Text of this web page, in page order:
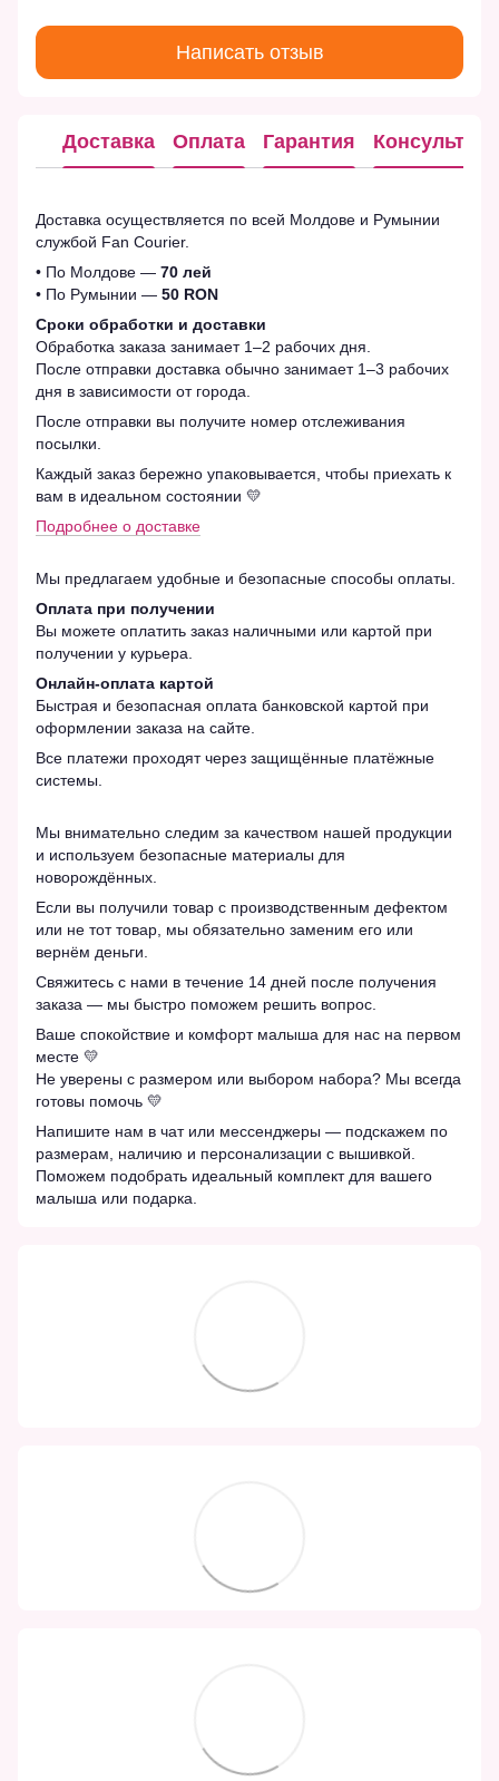
Написать отзыв
Доставка Оплата Гарантия
Доставка осуществляется по всей Молдове и Румынии
службой Fan Courier.
• По Молдове — 70 лей
• По Румынии — 50 RON
Сроки обработки и доставки
Обработка заказа занимает 1–2 рабочих дня.
После отправки доставка обычно занимает 1–3 рабочих
дня в зависимости от города.
После отправки вы получите номер отслеживания
посылки.
Каждый заказ бережно упаковывается, чтобы приехать к
вам в идеальном состоянии 💛
Подробнее о доставке
Мы предлагаем удобные и безопасные способы оплаты.
Оплата при получении
Вы можете оплатить заказ наличными или картой при
получении у курьера.
Онлайн-оплата картой
Быстрая и безопасная оплата банковской картой при
оформлении заказа на сайте.
Все платежи проходят через защищённые платёжные
системы.
Мы внимательно следим за качеством нашей продукции
и используем безопасные материалы для
новорождённых.
Если вы получили товар с производственным дефектом
или не тот товар, мы обязательно заменим его или
вернём деньги.
Свяжитесь с нами в течение 14 дней после получения
заказа — мы быстро поможем решить вопрос.
Ваше спокойствие и комфорт малыша для нас на первом
месте 💛
Не уверены с размером или выбором набора? Мы всегда
готовы помочь 💛
Напишите нам в чат или мессенджеры — подскажем по
размерам, наличию и персонализации с вышивкой.
Поможем подобрать идеальный комплект для вашего
малыша или подарка.